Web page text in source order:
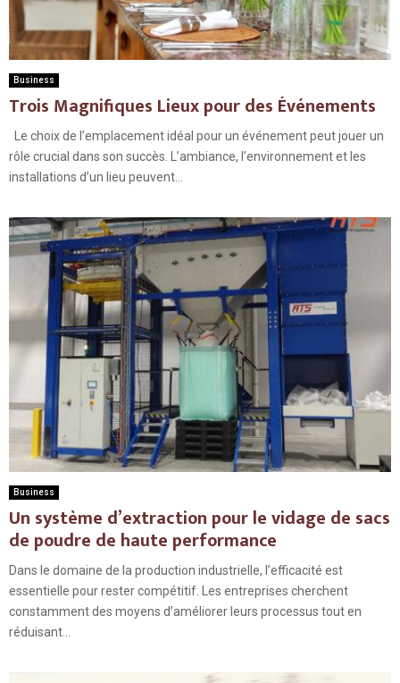
Business
Trois Magnifiques Lieux pour des Événements
Le choix de l’emplacement idéal pour un événement peut jouer un
rôle crucial dans son succès. L’ambiance, l’environnement et les
installations d’un lieu peuvent...
Business
Un système d’extraction pour le vidage de sacs
de poudre de haute performance
Dans le domaine de la production industrielle, l’efficacité est
essentielle pour rester compétitif. Les entreprises cherchent
constamment des moyens d’améliorer leurs processus tout en
réduisant...